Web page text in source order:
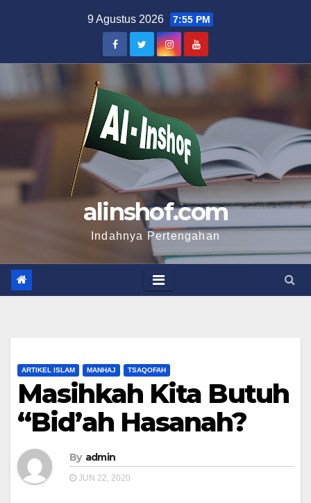
9 Agustus 2026 7:55 PM
alinshof.com
Indahnya Pertengahan
ARTIKEL ISLAM MANHAJ TSAQOFAH
Masihkah Kita Butuh
“Bid’ah Hasanah?
By admin
JUN 22, 2020